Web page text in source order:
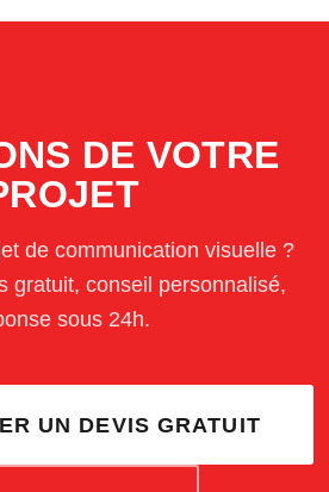
DE VOTRE
de communication visuelle ?
gratuit, conseil personnalisé,
sous 24h.
UN DEVIS GRATUIT